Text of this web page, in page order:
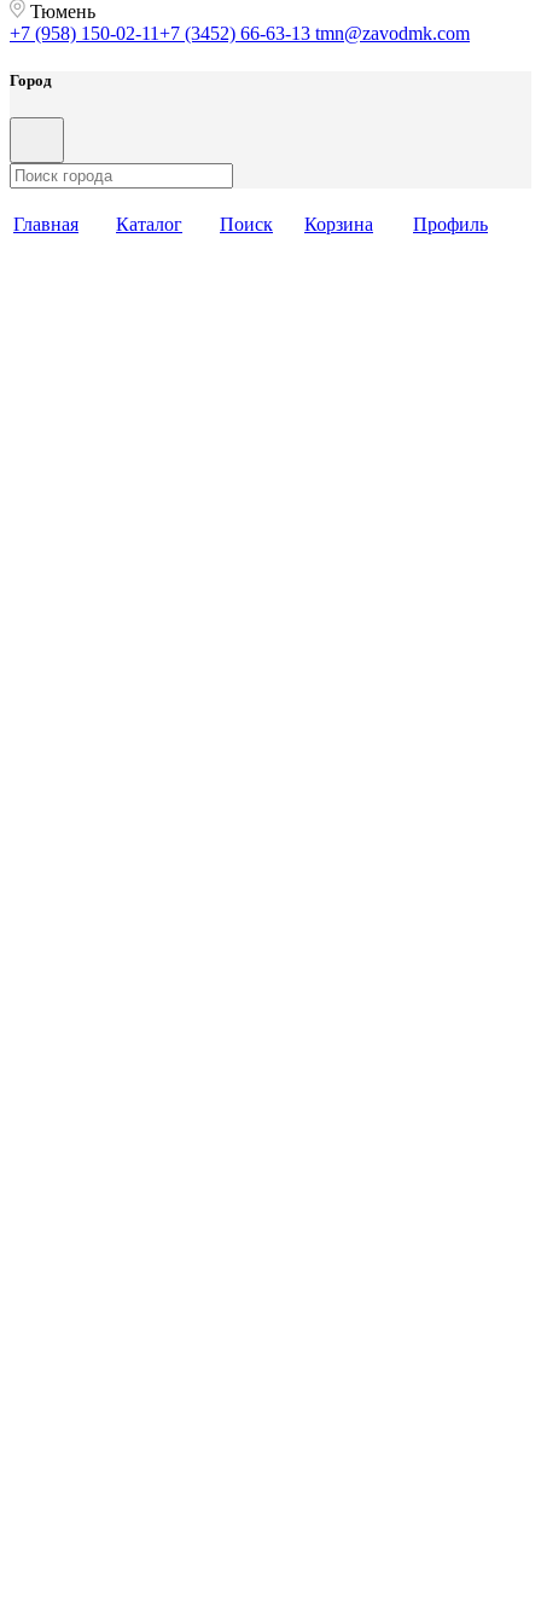
Тюмень
+7 (958) 150-02-11+7 (3452) 66-63-13 tmn@zavodmk.com
Город
Главная Каталог Поиск Корзина Профиль